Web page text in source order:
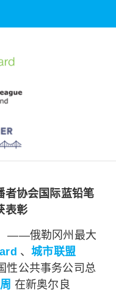
者协会国际蓝铅笔
表彰
——俄勒冈州最大
、城市联盟
性公共事务公司总
在新奥尔良